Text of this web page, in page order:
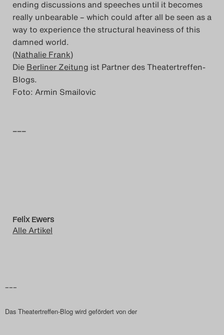
ending discussions and speeches until it becomes
really unbearable – which could after all be seen as a
way to experience the structural heaviness of this
damned world.
(Nathalie Frank)
Die Berliner Zeitung ist Partner des Theatertreffen-
Blogs.
Foto: Armin Smailovic
–––
Felix Ewers
Alle Artikel
–––
Das Theatertreffen-Blog wird gefördert von der